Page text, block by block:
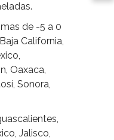
de -5 a 0
California,
Oaxaca,
Sonora,
Jalisco,